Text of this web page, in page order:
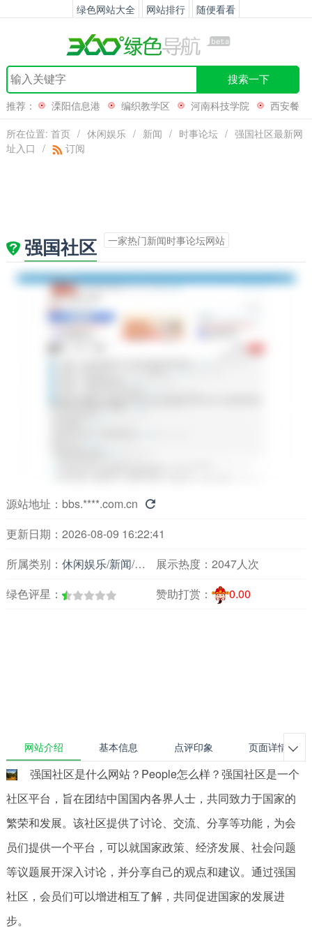
绿色网站大全 网站排行 随便看看
搜索一下
推荐： 溧阳信息港 编织教学区 河南科技学院
西安餐
所在位置: 首页 / 休闲娱乐 / 新闻 / 时事论坛 / 强国社区最新网
址入口 / 订阅
强国社区 一家热门新闻时事论坛网站
源站地址： bbs.****.com.cn 
更新日期：2026-08-09 16:22:41
所属类别： 休闲娱乐/新闻/时事论坛展示热度： 2047人次
绿色评星：
赞助打赏： 0.00
网站介绍 基本信息 点评印象 页面详情 
强国社区是什么网站？People怎么样？强国社区是一个
社区平台，旨在团结中国国内各界人士，共同致力于国家的
繁荣和发展。该社区提供了讨论、交流、分享等功能，为会
员们提供一个平台，可以就国家政策、经济发展、社会问题
等议题展开深入讨论，并分享自己的观点和建议。通过强国
社区，会员们可以增进相互了解，共同促进国家的发展进
步。